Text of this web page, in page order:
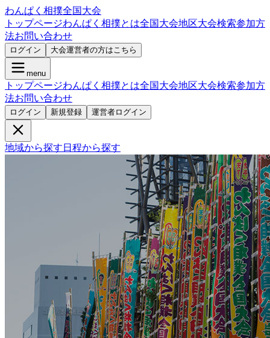
わんぱく相撲全国大会
トップページわんぱく相撲とは全国大会地区大会検索参加方
法お問い合わせ
ログイン 大会運営者の方はこちら
menu
トップページわんぱく相撲とは全国大会地区大会検索参加方
法お問い合わせ
ログイン 新規登録 運営者ログイン
地域から探す 日程から探す